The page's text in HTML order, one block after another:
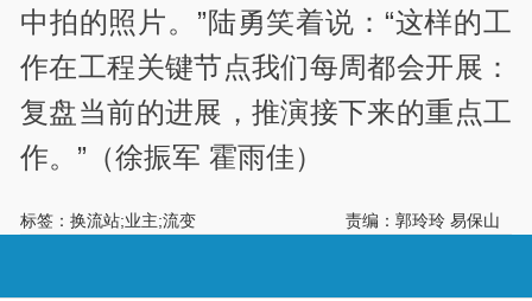
中拍的照片。”陆勇笑着说：“这样的工
作在工程关键节点我们每周都会开展：
复盘当前的进展，推演接下来的重点工
作。”（徐振军 霍雨佳）
标签：换流站;业主;流变 责编：郭玲玲 易保山